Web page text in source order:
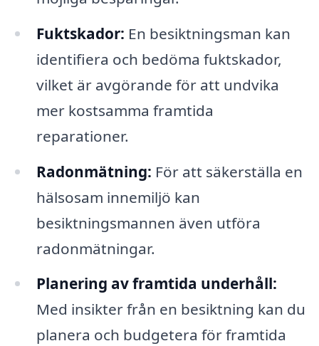
Fuktskador: En besiktningsman kan
identifiera och bedöma fuktskador,
vilket är avgörande för att undvika
mer kostsamma framtida
reparationer.
Radonmätning: För att säkerställa en
hälsosam innemiljö kan
besiktningsmannen även utföra
radonmätningar.
Planering av framtida underhåll:
Med insikter från en besiktning kan du
planera och budgetera för framtida